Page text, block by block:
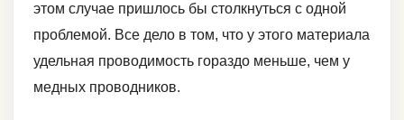
этом случае пришлось бы столкнуться с одной
проблемой. Все дело в том, что у этого материала
удельная проводимость гораздо меньше, чем у
медных проводников.